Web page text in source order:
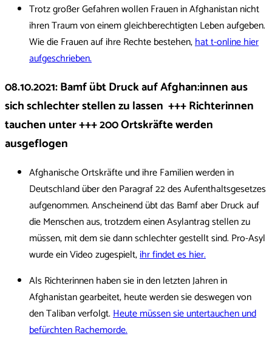
Trotz großer Gefahren wollen Frauen in Afghanistan nicht
ihren Traum von einem gleichberechtigten Leben aufgeben.
Wie die Frauen auf ihre Rechte bestehen,hat t-online hier
aufgeschrieben.
08.10.2021:Bamf übt Druck auf Afghan:innen aus
sich schlechter stellen zu lassen +++ Richterinnen
tauchen unter +++ 200 Ortskräfte werden
ausgeflogen
Afghanische Ortskräfte und ihre Familien werden in
Deutschland über den Paragraf 22 des Aufenthaltsgesetzes
aufgenommen. Anscheinend übt das Bamf aber Druck auf
die Menschen aus, trotzdem einen Asylantrag stellen zu
müssen, mit dem sie dann schlechter gestellt sind. Pro-Asyl
wurde ein Video zugespielt,ihr findet es hier.
Als Richterinnen haben sie in den letzten Jahren in
Afghanistan gearbeitet, heute werden sie deswegen von
den Taliban verfolgt.Heute müssen sie untertauchen und
befürchten Rachemorde.